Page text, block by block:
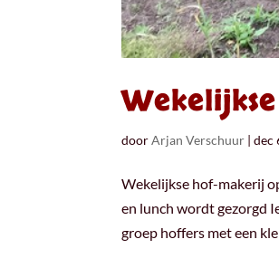
doorArjan Verschuur |dec
Wekelijkse hof-makerij
en lunch wordt gezorgd
groep hoffers met een